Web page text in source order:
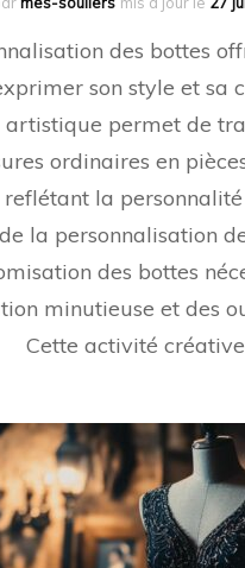
des bottes
son style et sa
permet de
ordinaires en
la personnalité
la personnalisation
des bottes
minutieuse et des
Cette activité